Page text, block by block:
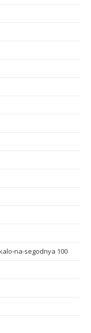
na-segodnya 100